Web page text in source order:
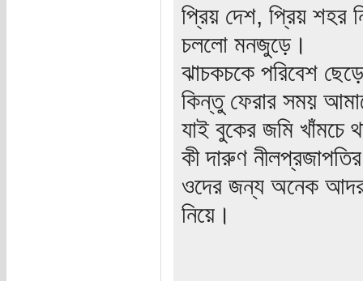
প্রিয় দেশ, প্রিয় শহর
চললো মনজুড়ে।
ঝাচকচকে পরিবেশ
কিন্তু ফেরার সময়
যাই বুকের জমি খাঁমচে
কী দারুণ
ওদের জন্য অনেক
নিয়ে।